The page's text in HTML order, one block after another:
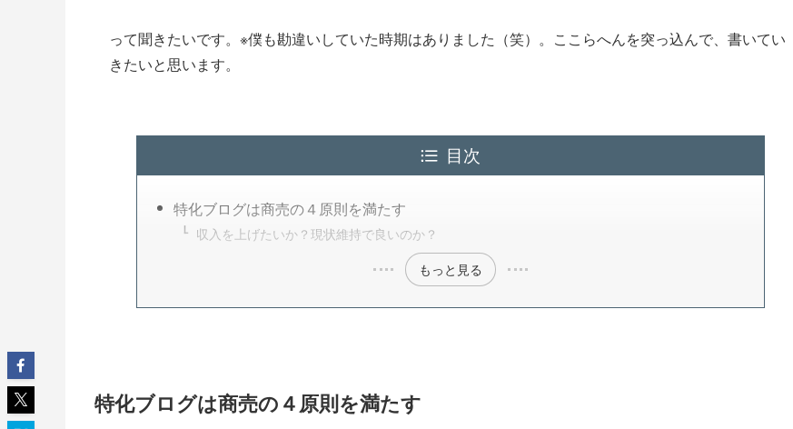
って聞きたいです。※僕も勘違いしていた時期はありました（笑）。ここらへんを突っ込んで、書いてい
きたいと思います。
目次
特化ブログは商売の４原則を満たす
収入を上げたいか？現状維持で良いのか？
もっと見る
特化ブログは商売の４原則を満たす